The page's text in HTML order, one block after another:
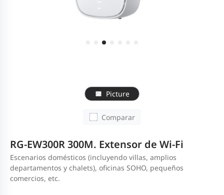
Picture
Comparar
RG-EW300R 300M. Extensor de Wi-Fi
Escenarios domésticos (incluyendo villas, amplios
departamentos y chalets), oficinas SOHO, pequeños
comercios, etc.